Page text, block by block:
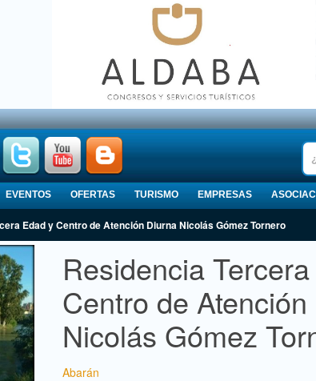
EVENTOS OFERTAS TURISMO EMPRESAS
Edad y Centro de Atención Diurna Nicolás Gómez Tornero
Residencia
Centro de
Nicolás Gómez
Abarán